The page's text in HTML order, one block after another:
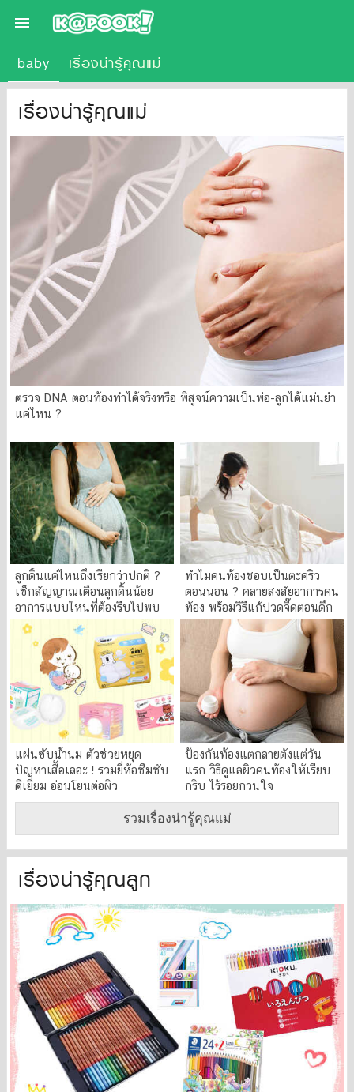

baby เรื่องน่ารู้คุณแม่
เรื่องน่ารู้คุณแม่
ตรวจ DNA ตอนท้องทำได้จริงหรือ พิสูจน์ความเป็นพ่อ-ลูกได้แม่นยำ
แค่ไหน ?
ลูกดิ้นแค่ไหนถึงเรียกว่าปกติ ?
เช็กสัญญาณเตือนลูกดิ้นน้อย
อาการแบบไหนที่ต้องรีบไปพบ
แพทย์
ทำไมคนท้องชอบเป็นตะคริว
ตอนนอน ? คลายสงสัยอาการคน
ท้อง พร้อมวิธีแก้ปวดจี๊ดตอนดึก
แผ่นซับน้ำนม ตัวช่วยหยุด
ปัญหาเสื้อเลอะ ! รวมยี่ห้อซึมซับ
ดีเยี่ยม อ่อนโยนต่อผิว
ป้องกันท้องแตกลายตั้งแต่วัน
แรก วิธีดูแลผิวคนท้องให้เรียบ
กริบ ไร้รอยกวนใจ
รวมเรื่องน่ารู้คุณแม่
เรื่องน่ารู้คุณลูก